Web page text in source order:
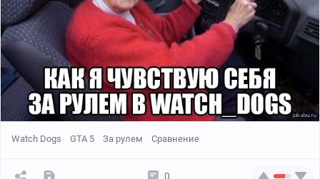
Watch Dogs GTA 5 За рулем Сравнение
0